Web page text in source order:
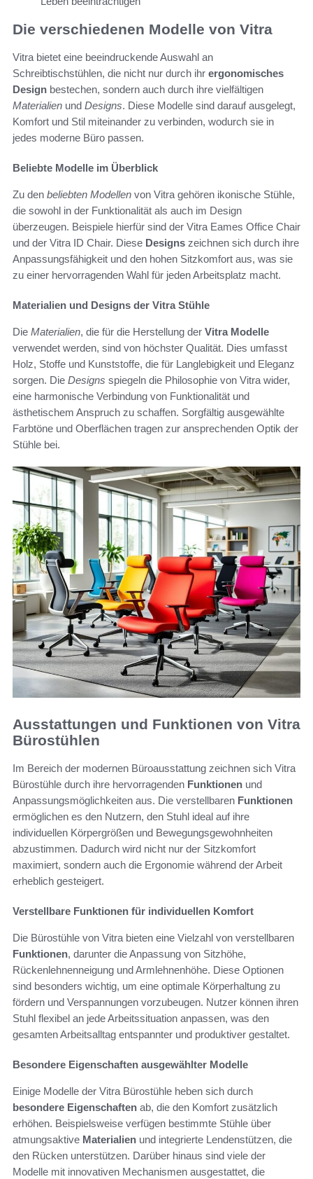
Die verschiedenen Modelle von Vitra
Vitra bietet eine beeindruckende Auswahl an
Schreibtischstühlen, die nicht nur durch ihr ergonomisches
Design bestechen, sondern auch durch ihre vielfältigen
Materialien und Designs. Diese Modelle sind darauf ausgelegt,
Komfort und Stil miteinander zu verbinden, wodurch sie in
jedes moderne Büro passen.
Beliebte Modelle im Überblick
Zu den beliebten Modellen von Vitra gehören ikonische Stühle,
die sowohl in der Funktionalität als auch im Design
überzeugen. Beispiele hierfür sind der Vitra Eames Office Chair
und der Vitra ID Chair. Diese Designs zeichnen sich durch ihre
Anpassungsfähigkeit und den hohen Sitzkomfort aus, was sie
zu einer hervorragenden Wahl für jeden Arbeitsplatz macht.
Materialien und Designs der Vitra Stühle
Die Materialien, die für die Herstellung der Vitra Modelle
verwendet werden, sind von höchster Qualität. Dies umfasst
Holz, Stoffe und Kunststoffe, die für Langlebigkeit und Eleganz
sorgen. Die Designs spiegeln die Philosophie von Vitra wider,
eine harmonische Verbindung von Funktionalität und
ästhetischem Anspruch zu schaffen. Sorgfältig ausgewählte
Farbtöne und Oberflächen tragen zur ansprechenden Optik der
Stühle bei.
Ausstattungen und Funktionen von Vitra
Bürostühlen
Im Bereich der modernen Büroausstattung zeichnen sich Vitra
Bürostühle durch ihre hervorragenden Funktionen und
Anpassungsmöglichkeiten aus. Die verstellbaren Funktionen
ermöglichen es den Nutzern, den Stuhl ideal auf ihre
individuellen Körpergrößen und Bewegungsgewohnheiten
abzustimmen. Dadurch wird nicht nur der Sitzkomfort
maximiert, sondern auch die Ergonomie während der Arbeit
erheblich gesteigert.
Verstellbare Funktionen für individuellen Komfort
Die Bürostühle von Vitra bieten eine Vielzahl von verstellbaren
Funktionen, darunter die Anpassung von Sitzhöhe,
Rückenlehnenneigung und Armlehnenhöhe. Diese Optionen
sind besonders wichtig, um eine optimale Körperhaltung zu
fördern und Verspannungen vorzubeugen. Nutzer können ihren
Stuhl flexibel an jede Arbeitssituation anpassen, was den
gesamten Arbeitsalltag entspannter und produktiver gestaltet.
Besondere Eigenschaften ausgewählter Modelle
Einige Modelle der Vitra Bürostühle heben sich durch
besondere Eigenschaften ab, die den Komfort zusätzlich
erhöhen. Beispielsweise verfügen bestimmte Stühle über
atmungsaktive Materialien und integrierte Lendenstützen, die
den Rücken unterstützen. Darüber hinaus sind viele der
Modelle mit innovativen Mechanismen ausgestattet, die